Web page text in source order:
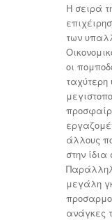
Η σειρά
των
οι
ταχύτερη
άλλους
στην ίδια
μεγάλη
ανάγκες